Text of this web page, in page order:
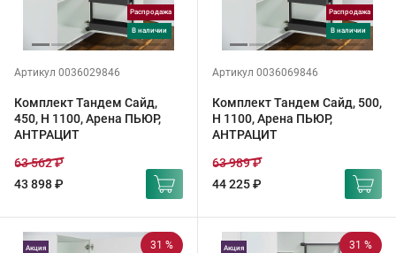
Распродажа
в наличии
Артикул 0036029846
Комплект Тандем Сайд,
450, H 1100, Арена ПЬЮР,
АНТРАЦИТ
43 898 ₽
63 562 ₽
Распродажа
в наличии
Артикул 0036069846
Комплект Тандем Сайд, 500,
H 1100, Арена ПЬЮР,
АНТРАЦИТ
44 225 ₽
63 989 ₽
31 %
Акция 31 %
Акция